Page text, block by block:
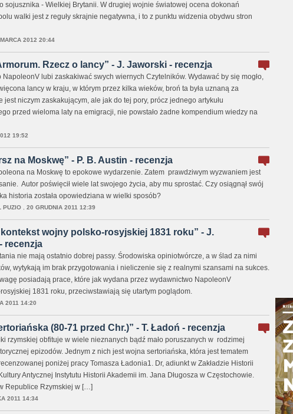
sojusznika - Wielkiej Brytanii. W drugiej wojnie światowej ocena dokonań
walki jest z reguły skrajnie negatywna, i to z punktu widzenia obydwu stron
2012 20:44
Rzecz o lancy” - J. Jaworski - recenzja
NapoleonV lubi zaskakiwać swych wiernych Czytelników. Wydawać by się mogło,
lancy w kraju, w którym przez kilka wieków, broń ta była uznaną za
jest niczym zaskakującym, ale jak do tej pory, prócz jednego artykułu
przed wieloma laty na emigracji, nie powstało żadne kompendium wiedzy na
19:52
na Moskwę” - P. B. Austin - recenzja
na Moskwę to epokowe wydarzenie. Zatem prawdziwym wyzwaniem jest
Autor poświęcił wiele lat swojego życia, aby mu sprostać. Czy osiągnął swój
historia została opowiedziana w wielki sposób?
PUZIO, 20 GRUDNIA 2011 12:39
wojny polsko-rosyjskiej 1831 roku” - J.
recenzja
nie mają ostatnio dobrej passy. Środowiska opiniotwórcze, a w ślad za nimi
wytykają im brak przygotowania i nieliczenie się z realnymi szansami na sukces.
posiadają prace, które jak wydana przez wydawnictwo NapoleonV
1831 roku, przeciwstawiają się utartym poglądom.
2011 14:20
(80-71 przed Chr.)” - T. Ładoń - recenzja
rzymskiej obfituje w wiele nieznanych bądź mało poruszanych w rodzimej
epizodów. Jednym z nich jest wojna sertoriańska, która jest tematem
poniżej pracy Tomasza Ładonia1. Dr, adiunkt w Zakładzie Historii
Antycznej Instytutu Historii Akademii im. Jana Długosza w Częstochowie.
Republice Rzymskiej w […]
2011 14:34